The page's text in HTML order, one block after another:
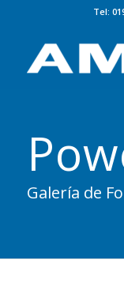
Tel:
Galería de